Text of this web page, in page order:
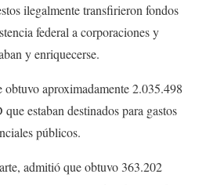
ilegalmente transfirieron fondos
federal a corporaciones y
y enriquecerse.
aproximadamente 2.035.498
estaban destinados para gastos
públicos.
admitió que obtuvo 363.202